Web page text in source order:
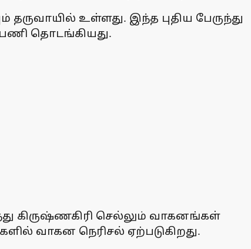
தருவாயில் உள்ளது. இந்த புதிய பேருந்து
பணி தொடங்கியது.
கிருஷ்ணகிரி செல்லும் வாகனங்கள்
வாகன நெரிசல் ஏற்படுகிறது.